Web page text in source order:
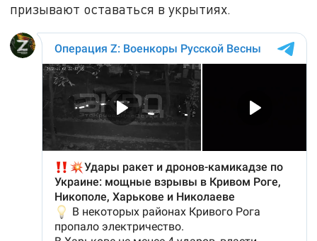
призывают оставаться в укрытиях.